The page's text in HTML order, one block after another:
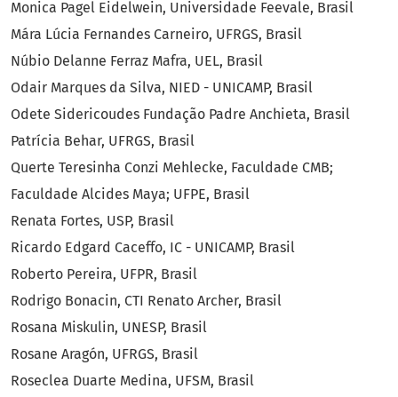
Monica Pagel Eidelwein, Universidade Feevale, Brasil
Mára Lúcia Fernandes Carneiro, UFRGS, Brasil
Núbio Delanne Ferraz Mafra, UEL, Brasil
Odair Marques da Silva, NIED - UNICAMP, Brasil
Odete Sidericoudes Fundação Padre Anchieta, Brasil
Patrícia Behar, UFRGS, Brasil
Querte Teresinha Conzi Mehlecke, Faculdade CMB;
Faculdade Alcides Maya; UFPE, Brasil
Renata Fortes, USP, Brasil
Ricardo Edgard Caceffo, IC - UNICAMP, Brasil
Roberto Pereira, UFPR, Brasil
Rodrigo Bonacin, CTI Renato Archer, Brasil
Rosana Miskulin, UNESP, Brasil
Rosane Aragón, UFRGS, Brasil
Roseclea Duarte Medina, UFSM, Brasil